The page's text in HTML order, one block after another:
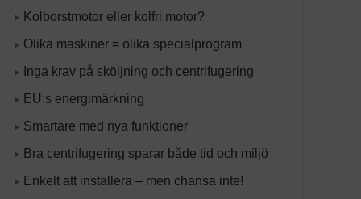
Kolborstmotor eller kolfri motor?
Olika maskiner = olika specialprogram
Inga krav på sköljning och centrifugering
EU:s energimärkning
Smartare med nya funktioner
Bra centrifugering sparar både tid och miljö
Enkelt att installera – men chansa inte!